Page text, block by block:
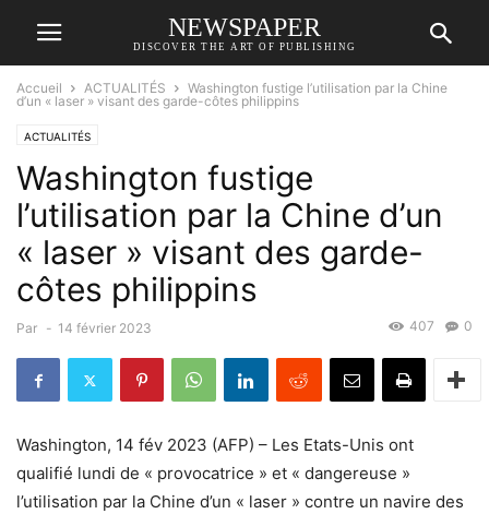
NEWSPAPER
DISCOVER THE ART OF PUBLISHING
Accueil ACTUALITÉS
Washington fustige l’utilisation par la Chine
d’un « laser » visant des garde-côtes philippins
ACTUALITÉS
Washington fustige
l’utilisation par la Chine d’un
« laser » visant des garde-
côtes philippins
Par - 14 février 2023 0
407
Washington, 14 fév 2023 (AFP) – Les Etats-Unis ont
qualifié lundi de « provocatrice » et « dangereuse »
l’utilisation par la Chine d’un « laser » contre un navire des